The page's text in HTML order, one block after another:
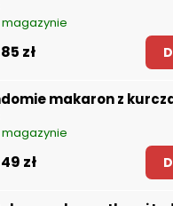
magazynie
zł
makaron z
magazynie
zł